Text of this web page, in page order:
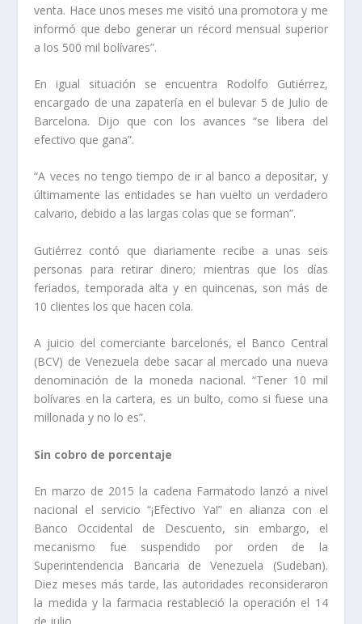
venta. Hace unos meses me visitó una promotora y me
informó que debo generar un récord mensual superior
a los 500 mil bolívares”.
En igual situación se encuentra Rodolfo Gutiérrez,
encargado de una zapatería en el bulevar 5 de Julio de
Barcelona. Dijo que con los avances “se libera del
efectivo que gana”.
“A veces no tengo tiempo de ir al banco a depositar, y
últimamente las entidades se han vuelto un verdadero
calvario, debido a las largas colas que se forman”.
Gutiérrez contó que diariamente recibe a unas seis
personas para retirar dinero; mientras que los días
feriados, temporada alta y en quincenas, son más de
10 clientes los que hacen cola.
A juicio del comerciante barcelonés, el Banco Central
(BCV) de Venezuela debe sacar al mercado una nueva
denominación de la moneda nacional. “Tener 10 mil
bolívares en la cartera, es un bulto, como si fuese una
millonada y no lo es”.
Sin cobro de porcentaje
En marzo de 2015 la cadena Farmatodo lanzó a nivel
nacional el servicio “¡Efectivo Ya!” en alianza con el
Banco Occidental de Descuento, sin embargo, el
mecanismo fue suspendido por orden de la
Superintendencia Bancaria de Venezuela (Sudeban).
Diez meses más tarde, las autoridades reconsideraron
la medida y la farmacia restableció la operación el 14